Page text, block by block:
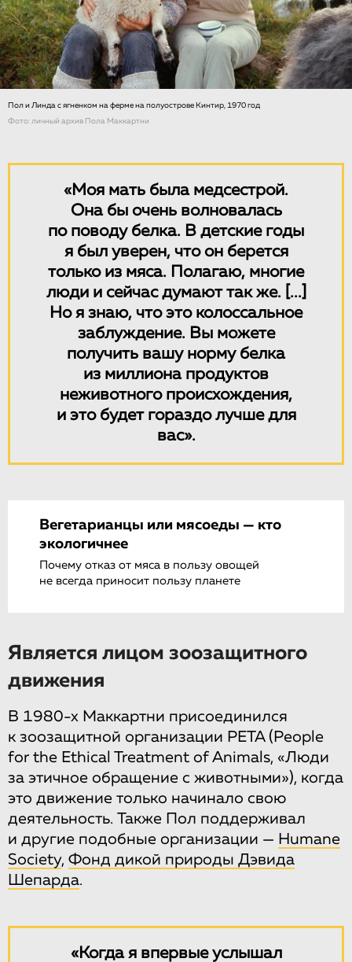
Пол и Линда с ягненком на ферме на полуострове Кинтир, 1970 год
Фото: личный архив Пола Маккартни
«Моя мать была медсестрой.
Она бы очень волновалась
по поводу белка. В детские годы
я был уверен, что он берется
только из мяса. Полагаю, многие
люди и сейчас думают так же. [...]
Но я знаю, что это колоссальное
заблуждение. Вы можете
получить вашу норму белка
из миллиона продуктов
неживотного происхождения,
и это будет гораздо лучше для
вас».
Вегетарианцы или мясоеды — кто
экологичнее
Почему отказ от мяса в пользу овощей
не всегда приносит пользу планете
Является лицом зоозащитного
движения
В 1980-х Маккартни присоединился
к зоозащитной организации PETA (People
for the Ethical Treatment of Animals, «Люди
за этичное обращение с животными»), когда
это движение только начинало свою
деятельность. Также Пол поддерживал
и другие подобные организации — Humane
Society, Фонд дикой природы Дэвида
Шепарда.
«Когда я впервые услышал